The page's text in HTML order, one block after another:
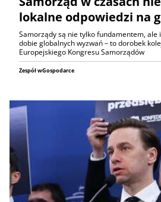
lokalne odpowiedzi na
Samorządy są nie tylko fundamentem,
dobie globalnych wyzwań – to dorobek
Europejskiego Kongresu Samorządów
Zespół wGospodarce